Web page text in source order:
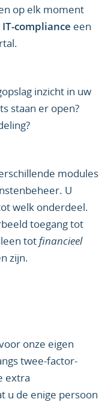
op elk moment
IT-compliance een
inzicht in uw
staan er open?
modules
U
welk onderdeel.
toegang tot
totfinancieel
zijn.
onze eigen
twee-factor-
extra
u de enige persoon